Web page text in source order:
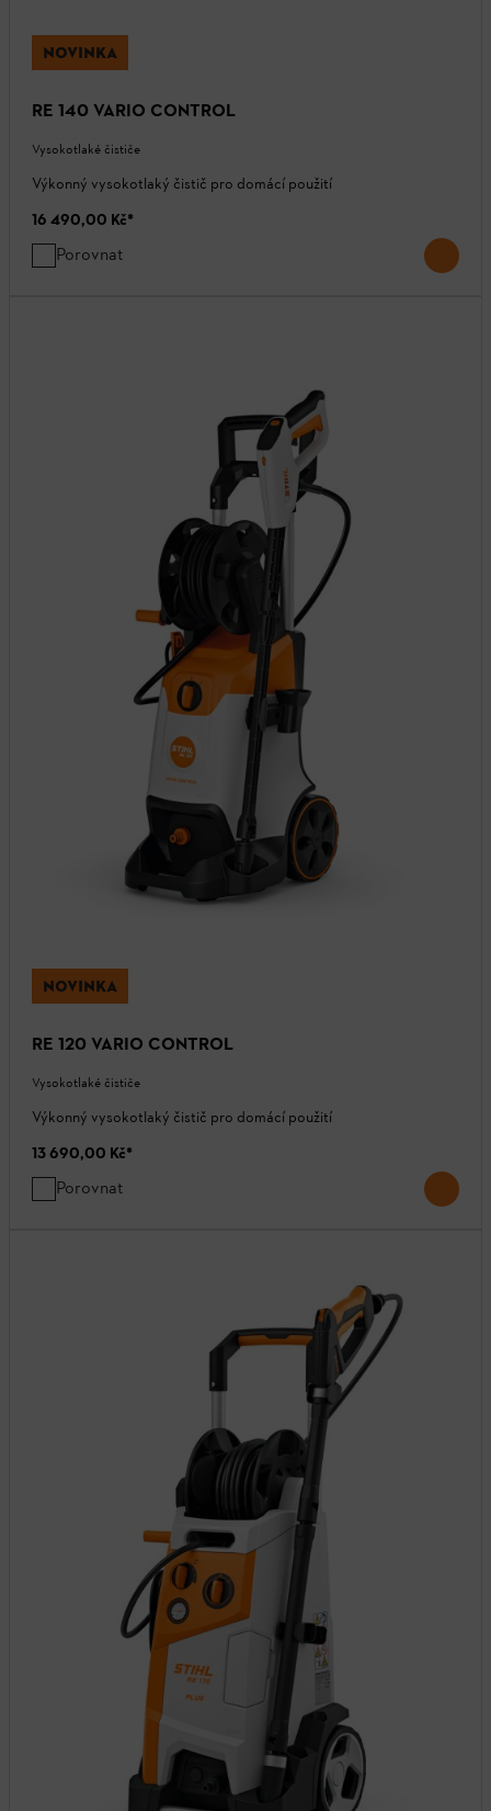
NOVINKA
RE 140 VARIO CONTROL
Vysokotlaké čističe
Výkonný vysokotlaký čistič pro domácí použití
16 490,00 Kč*
Porovnat
NOVINKA
RE 120 VARIO CONTROL
Vysokotlaké čističe
Výkonný vysokotlaký čistič pro domácí použití
13 690,00 Kč*
Porovnat